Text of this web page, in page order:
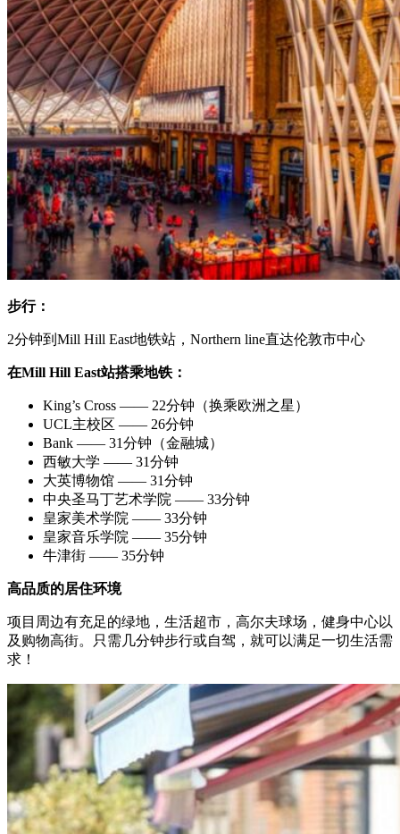
步行：
2分钟到Mill Hill East地铁站，Northern line直达伦敦市中心
在Mill Hill East站搭乘地铁：
King’s Cross —— 22分钟（换乘欧洲之星）
UCL主校区 —— 26分钟
Bank —— 31分钟（金融城）
西敏大学 —— 31分钟
大英博物馆 —— 31分钟
中央圣马丁艺术学院 —— 33分钟
皇家美术学院 —— 33分钟
皇家音乐学院 —— 35分钟
牛津街 —— 35分钟
高品质的居住环境
项目周边有充足的绿地，生活超市，高尔夫球场，健身中心以
及购物高街。只需几分钟步行或自驾，就可以满足一切生活需
求！